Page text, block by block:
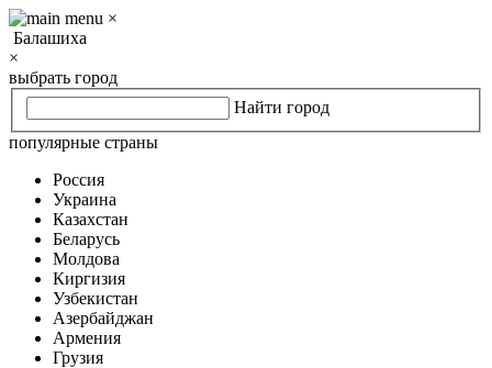
×
Балашиха
×
выбрать город
Найти город
популярные страны
Россия
Украина
Казахстан
Беларусь
Молдова
Киргизия
Узбекистан
Азербайджан
Армения
Грузия